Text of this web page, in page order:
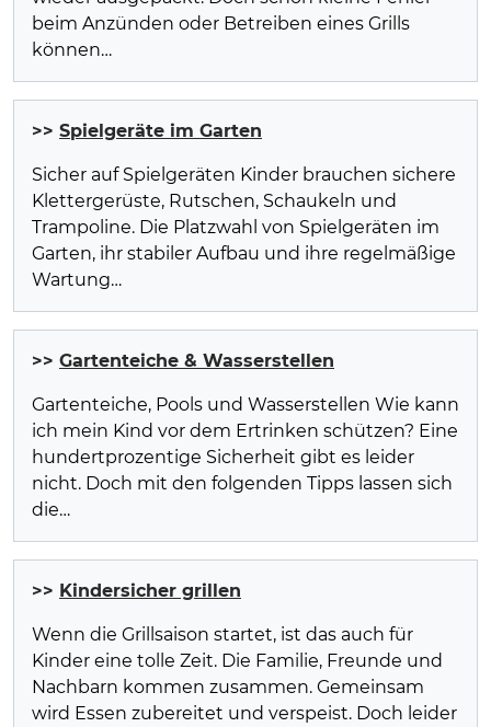
beim Anzünden oder Betreiben eines Grills
können…
>> Spielgeräte im Garten
Sicher auf Spielgeräten Kinder brauchen sichere
Klettergerüste, Rutschen, Schaukeln und
Trampoline. Die Platzwahl von Spielgeräten im
Garten, ihr stabiler Aufbau und ihre regelmäßige
Wartung…
>> Gartenteiche & Wasserstellen
Gartenteiche, Pools und Wasserstellen Wie kann
ich mein Kind vor dem Ertrinken schützen? Eine
hundertprozentige Sicherheit gibt es leider
nicht. Doch mit den folgenden Tipps lassen sich
die…
>> Kindersicher grillen
Wenn die Grillsaison startet, ist das auch für
Kinder eine tolle Zeit. Die Familie, Freunde und
Nachbarn kommen zusammen. Gemeinsam
wird Essen zubereitet und verspeist. Doch leider